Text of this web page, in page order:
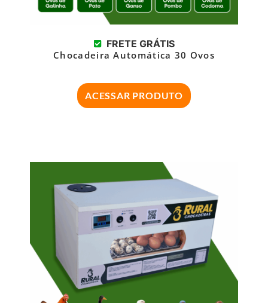
FRETE GRÁTIS
Chocadeira Automática 30 Ovos
ACESSAR PRODUTO